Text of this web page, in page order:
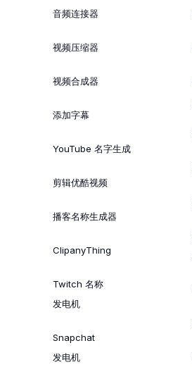
音频连接器
视频压缩器
视频合成器
添加字幕
YouTube 名字生成
剪辑优酷视频
播客名称生成器
ClipanyThing
Twitch 名称
发电机
Snapchat
发电机